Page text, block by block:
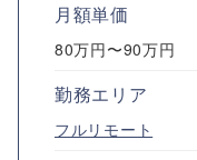
月額単価
80万円〜90万円
勤務エリア
フルリモート